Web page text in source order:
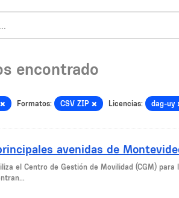
encontrado
Formatos: CSV ZIP Licencias: dag-uy
avenidas de
el Centro de Gestión de Movilidad (CGM)